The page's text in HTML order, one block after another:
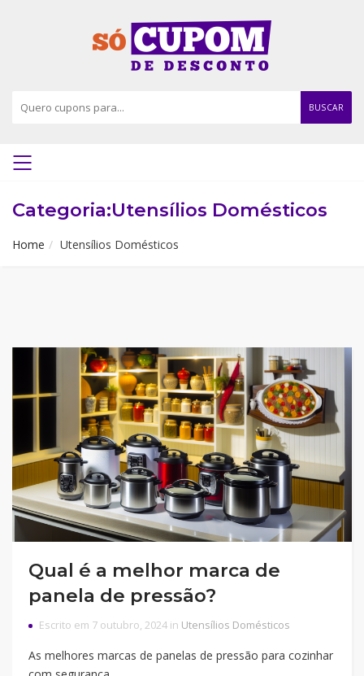
BUSCAR
Categoria:Utensílios Domésticos
Home Utensílios Domésticos
Qual é a melhor marca de
panela de pressão?
Escrito em 7 outubro, 2024 in Utensílios Domésticos
As melhores marcas de panelas de pressão para cozinhar